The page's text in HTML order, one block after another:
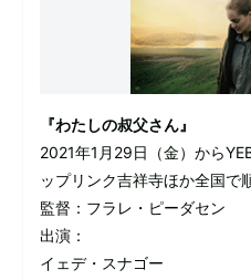
『わたしの叔父さん』
2021年1月29日（金）から
ップリンク吉祥寺ほか全国で
監督：フラレ・ピーダセン
出演：
イェデ・スナゴー